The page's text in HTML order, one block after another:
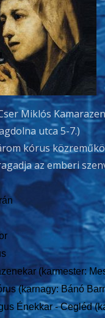
Miklós
utca 5-7.)
kórus
az emberi
(karmester:
(karnagy: Bánó
Énekkar - Cegléd